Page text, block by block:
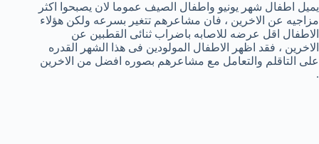
يميل اطفال شهر يونيو واطفال الصيف عموما لان يصبحوا اكثر
مزاجيه عن الاخرين ، فان مشاعرهم تتغير بسرعه ولكن هؤلاء
الاطفال اقل عرضه للاصابه باضراب ثنائى القطبين عن
الاخرين ، فقد اظهر الاطفال المولودين فى هذا الشهر القدره
على التاقلم والتعامل مع مشاعرهم بصوره افضل من الاخرين
.